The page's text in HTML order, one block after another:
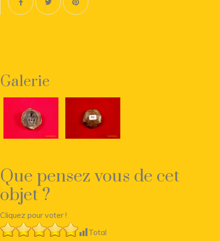
Galerie
Que pensez vous de cet
objet ?
Cliquez pour voter !
Total